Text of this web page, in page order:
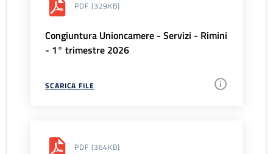
PDF (329KB)
Congiuntura Unioncamere - Servizi - Rimini
- 1° trimestre 2026
SCARICA FILE
PDF (364KB)